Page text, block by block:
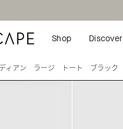
Shop Discover
ィアン ラージ トート ブラック